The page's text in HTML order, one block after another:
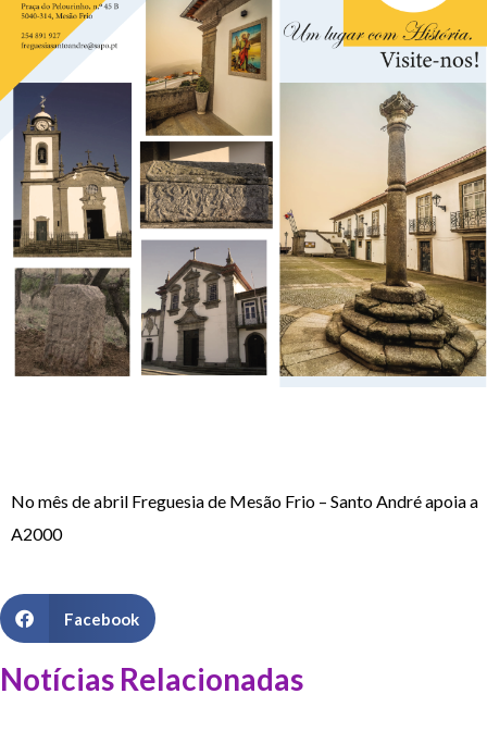
No mês de abril Freguesia de Mesão Frio – Santo André apoia a
A2000
Facebook
Notícias Relacionadas